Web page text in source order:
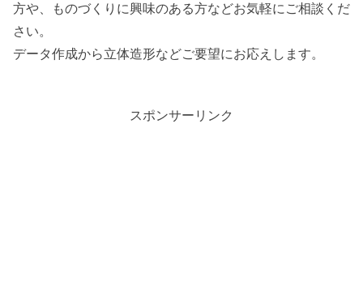
方や、ものづくりに興味のある方などお気軽にご相談くだ
さい。
データ作成から立体造形などご要望にお応えします。
スポンサーリンク